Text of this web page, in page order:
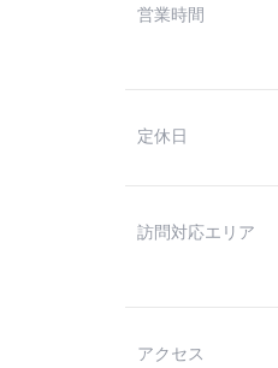
営業時間
定休日
訪問対応エリア
アクセス